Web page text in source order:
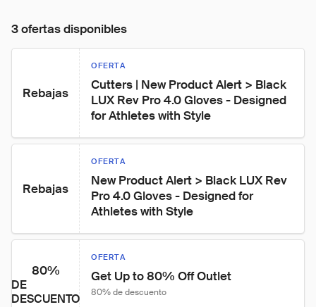
3 ofertas disponibles
Rebajas
OFERTA
Cutters | New Product Alert > Black
LUX Rev Pro 4.0 Gloves - Designed
for Athletes with Style
Rebajas
OFERTA
New Product Alert > Black LUX Rev
Pro 4.0 Gloves - Designed for
Athletes with Style
80%
DE
DESCUENTO
OFERTA
Get Up to 80% Off Outlet
80% de descuento